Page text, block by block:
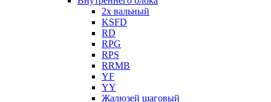
2х вальный
KSFD
RD
RPG
RPS
RRMB
YF
YY
Жалюзей шаговый